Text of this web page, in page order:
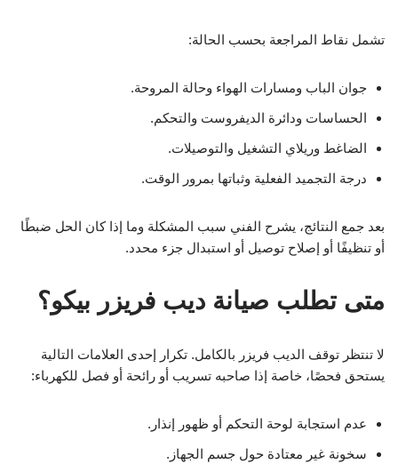
تشمل نقاط المراجعة بحسب الحالة:
جوان الباب ومسارات الهواء وحالة المروحة.
الحساسات ودائرة الديفروست والتحكم.
الضاغط وريلاي التشغيل والتوصيلات.
درجة التجميد الفعلية وثباتها بمرور الوقت.
بعد جمع النتائج، يشرح الفني سبب المشكلة وما إذا كان الحل ضبطًا
أو تنظيفًا أو إصلاح توصيل أو استبدال جزء محدد.
متى تطلب صيانة ديب فريزر بيكو؟
لا تنتظر توقف الديب فريزر بالكامل. تكرار إحدى العلامات التالية
يستحق فحصًا، خاصة إذا صاحبه تسريب أو رائحة أو فصل للكهرباء:
عدم استجابة لوحة التحكم أو ظهور إنذار.
سخونة غير معتادة حول جسم الجهاز.